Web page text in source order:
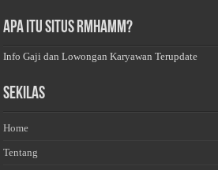
Apa Itu Situs Rmhamm?
Info Gaji dan Lowongan Karyawan Terupdate
Sekilas
Home
Tentang